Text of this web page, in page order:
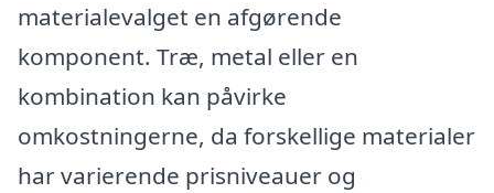
materialevalget en afgørende
komponent. Træ, metal eller en
kombination kan påvirke
omkostningerne, da forskellige materialer
har varierende prisniveauer og